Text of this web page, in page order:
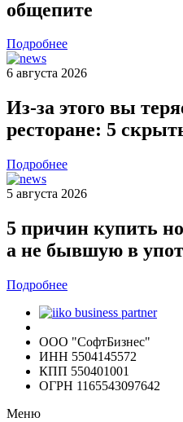
общепите
Подробнее
6 августа 2026
Из-за этого вы
ресторане: 5
Подробнее
5 августа 2026
5 причин купить
а не бывшую в
Подробнее
ООО "СофтБизнес"
ИНН 5504145572
КПП 550401001
ОГРН 1165543097642
Меню